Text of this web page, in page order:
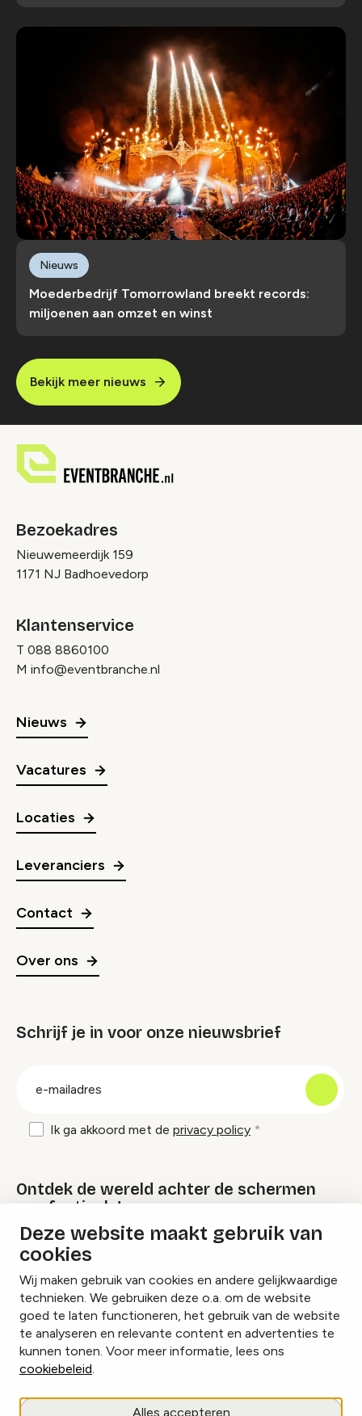
Deze website maakt gebruik van
cookies
Wij maken gebruik van cookies en andere gelijkwaardige
technieken. We gebruiken deze o.a. om de website
goed te laten functioneren, het gebruik van de website
te analyseren en relevante content en advertenties te
kunnen tonen. Voor meer informatie, lees ons
cookiebeleid.
Alles accepteren
Moederbedrijf Tomorrowland breekt records:
miljoenen aan omzet en winst
Nieuws
Bekijk meer nieuws
Bezoekadres
Nieuwemeerdijk 159
1171 NJ Badhoevedorp
Klantenservice
T 088 8860100
M info@eventbranche.nl
Nieuws
Vacatures
Locaties
Leveranciers
Contact
Over ons
Schrijf je in voor onze nieuwsbrief
Ik ga akkoord met de privacy policy
Ontdek de wereld achter de schermen
van festivals!
Lees onze Festival Specials
InstagramFacebookLinkedIn
Cookies beheren